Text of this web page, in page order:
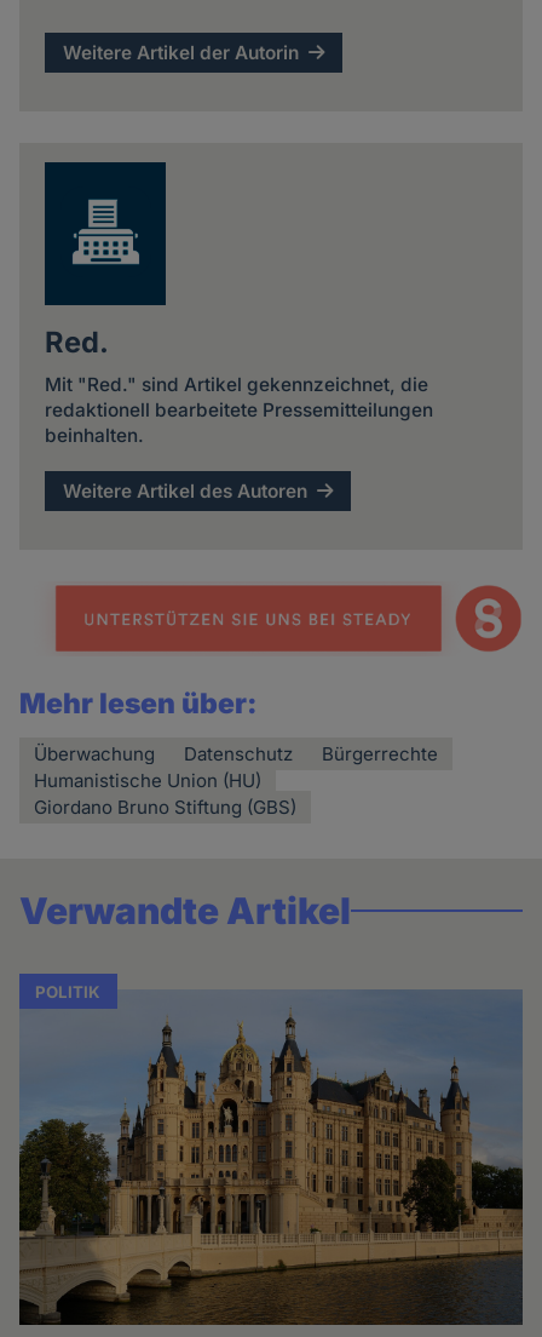
Weitere Artikel der Autorin
Red.
Mit "Red." sind Artikel gekennzeichnet, die
redaktionell bearbeitete Pressemitteilungen
beinhalten.
Weitere Artikel des Autoren
Mehr lesen über:
Überwachung Datenschutz
Bürgerrechte
Humanistische Union (HU)
Giordano Bruno Stiftung (GBS)
Verwandte Artikel
POLITIK